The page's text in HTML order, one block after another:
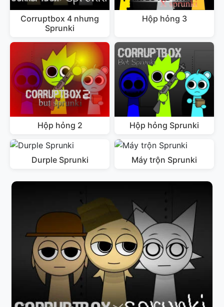
Corruptbox 4 nhưng
Sprunki
Hộp hỏng 3
Hộp hỏng 2 Hộp hỏng Sprunki
Durple Sprunki Máy trộn Sprunki